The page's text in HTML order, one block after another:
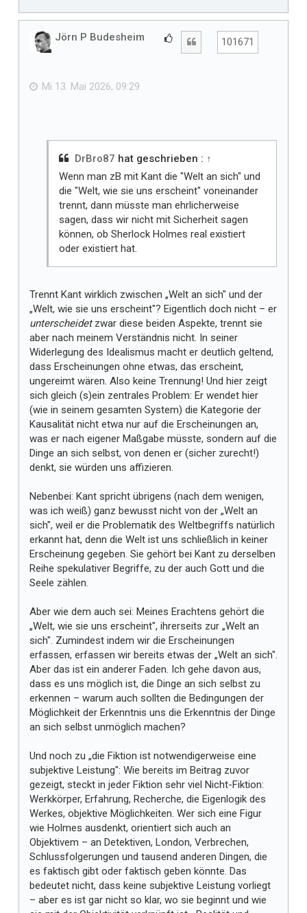
c
Jörn P Budesheim
m
i
r
101671
Mi 13. Mai 2026, 09:29
DrBro87 hat geschrieben : ↑
Wenn man zB mit Kant die "Welt an sich" und
die "Welt, wie sie uns erscheint" voneinander
trennt, dann müsste man ehrlicherweise
sagen, dass wir nicht mit Sicherheit sagen
können, ob Sherlock Holmes real existiert
oder existiert hat.
Trennt Kant wirklich zwischen „Welt an sich" und der
„Welt, wie sie uns erscheint"? Eigentlich doch nicht – er
unterscheidetzwar diese beiden Aspekte, trennt sie
aber nach meinem Verständnis nicht. In seiner
Widerlegung des Idealismus macht er deutlich geltend,
dass Erscheinungen ohne etwas, das erscheint,
ungereimt wären. Also keine Trennung! Und hier zeigt
sich gleich (s)ein zentrales Problem: Er wendet hier
(wie in seinem gesamten System) die Kategorie der
Kausalität nicht etwa nur auf die Erscheinungen an,
was er nach eigener Maßgabe müsste, sondern auf die
Dinge an sich selbst, von denen er (sicher zurecht!)
denkt, sie würden uns affizieren.
Nebenbei: Kant spricht übrigens (nach dem wenigen,
was ich weiß) ganz bewusst nicht von der „Welt an
sich", weil er die Problematik des Weltbegriffs natürlich
erkannt hat, denn die Welt ist uns schließlich in keiner
Erscheinung gegeben. Sie gehört bei Kant zu derselben
Reihe spekulativer Begriffe, zu der auch Gott und die
Seele zählen.
Aber wie dem auch sei: Meines Erachtens gehört die
„Welt, wie sie uns erscheint", ihrerseits zur „Welt an
sich". Zumindest indem wir die Erscheinungen
erfassen, erfassen wir bereits etwas der „Welt an sich".
Aber das ist ein anderer Faden. Ich gehe davon aus,
dass es uns möglich ist, die Dinge an sich selbst zu
erkennen – warum auch sollten die Bedingungen der
Möglichkeit der Erkenntnis uns die Erkenntnis der Dinge
an sich selbst unmöglich machen?
Und noch zu „die Fiktion ist notwendigerweise eine
subjektive Leistung": Wie bereits im Beitrag zuvor
gezeigt, steckt in jeder Fiktion sehr viel Nicht-Fiktion:
Werkkörper, Erfahrung, Recherche, die Eigenlogik des
Werkes, objektive Möglichkeiten. Wer sich eine Figur
wie Holmes ausdenkt, orientiert sich auch an
Objektivem – an Detektiven, London, Verbrechen,
Schlussfolgerungen und tausend anderen Dingen, die
es faktisch gibt oder faktisch geben könnte. Das
bedeutet nicht, dass keine subjektive Leistung vorliegt
– aber es ist gar nicht so klar, wo sie beginnt und wie